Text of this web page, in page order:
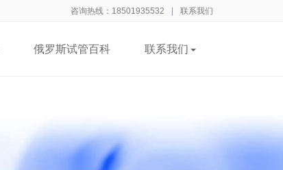
咨询热线：18501935532 联系我们
俄罗斯试管百科 联系我们